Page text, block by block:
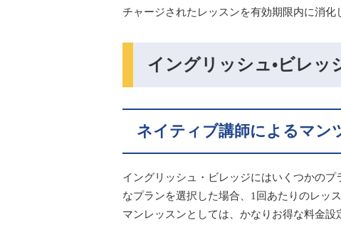
チャージされたレッスンを有効期限内に消化
イングリッシュ•ビレッ
ネイティブ講師によるマン
イングリッシュ・ビレッジにはいくつかの
なプランを選択した場合、1回あたりのレッ
マンレッスンとしては、かなりお得な料金設